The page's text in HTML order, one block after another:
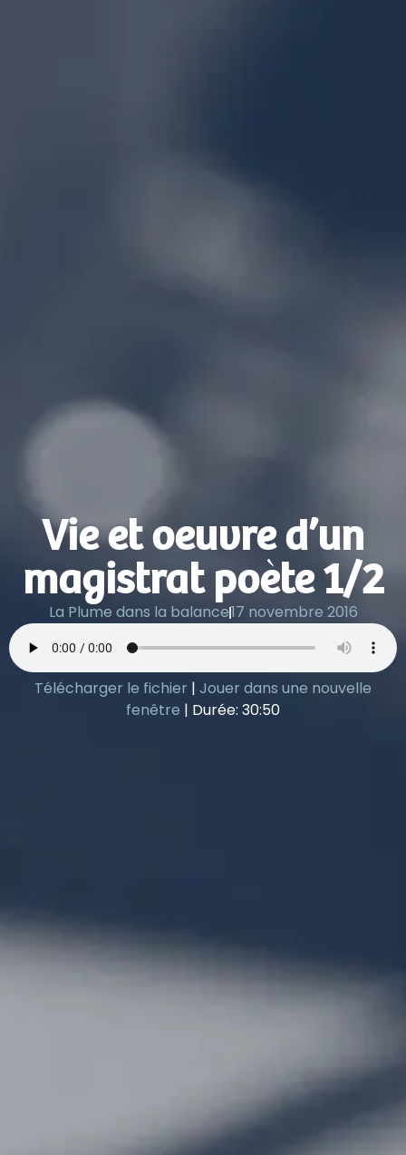
Vie et oeuvre d’un
magistrat poète 1/2
La Plume dans la balance17 novembre 2016
Télécharger le fichier | Jouer dans une nouvelle
fenêtre | Durée: 30:50